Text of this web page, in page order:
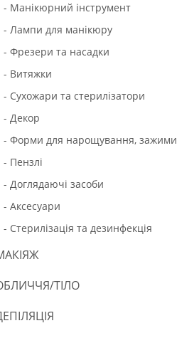
- Манікюрний інструмент
- Лампи для манікюру
- Фрезери та насадки
- Витяжки
- Сухожари та стерилізатори
- Декор
- Форми для нарощування, зажими
- Пензлі
- Доглядаючі засоби
- Аксесуари
- Стерилізація та дезинфекція
ТІЛО